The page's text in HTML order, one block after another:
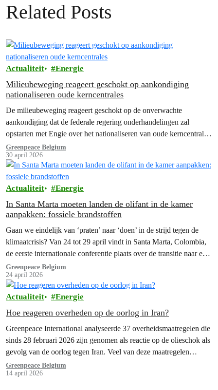
Related Posts
Actualiteit Energie
Milieubeweging reageert geschokt op aankondiging
nationaliseren oude kerncentrales
De milieubeweging reageert geschokt op de onverwachte
aankondiging dat de federale regering onderhandelingen zal
opstarten met Engie over het nationaliseren van oude kerncentrales.
Dit is slecht nieuws voor de energietransitie,…
Greenpeace Belgium
30 april 2026
Actualiteit Energie
In Santa Marta moeten landen de olifant in de kamer
aanpakken: fossiele brandstoffen
Gaan we eindelijk van ‘praten’ naar ‘doen’ in de strijd tegen de
klimaatcrisis? Van 24 tot 29 april vindt in Santa Marta, Colombia,
de eerste internationale conferentie plaats over de transitie naar een
tijdperk zonder fossiele brandstoffen. Een coalitie van meer dan 50
“bereidwillige landen” komt daar samen. Ze willen oplossingen en
processen identificeren die…
Greenpeace Belgium
24 april 2026
Actualiteit Energie
Hoe reageren overheden op de oorlog in Iran?
Greenpeace International analyseerde 37 overheidsmaatregelen die
sinds 28 februari 2026 zijn genomen als reactie op de olieschok als
gevolg van de oorlog tegen Iran. Veel van deze maatregelen
dreigen de afhankelijkheid van fossiele brandstoffen, die aan de
basis van deze oorlog ligt, juist te vergroten.
Greenpeace Belgium
14 april 2026